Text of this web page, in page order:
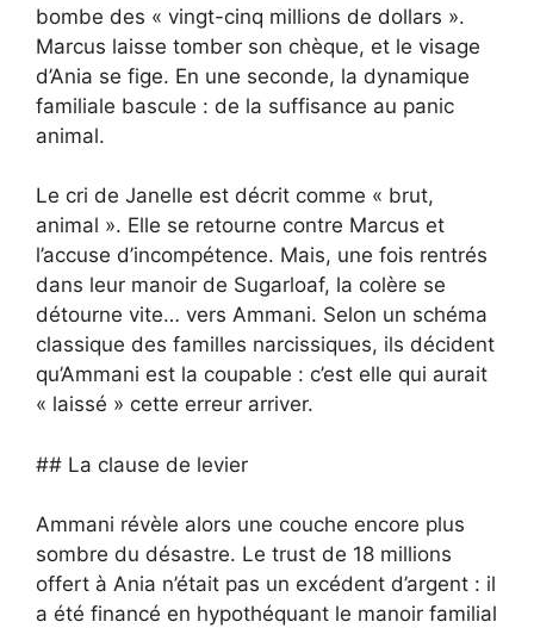
bombe des « vingt-cinq millions de dollars ».
Marcus laisse tomber son chèque, et le visage
d’Ania se fige. En une seconde, la dynamique
familiale bascule : de la suffisance au panic
animal.
Le cri de Janelle est décrit comme « brut,
animal ». Elle se retourne contre Marcus et
l’accuse d’incompétence. Mais, une fois rentrés
dans leur manoir de Sugarloaf, la colère se
détourne vite… vers Ammani. Selon un schéma
classique des familles narcissiques, ils décident
qu’Ammani est la coupable : c’est elle qui aurait
« laissé » cette erreur arriver.
## La clause de levier
Ammani révèle alors une couche encore plus
sombre du désastre. Le trust de 18 millions
offert à Ania n’était pas un excédent d’argent : il
a été financé en hypothéquant le manoir familial